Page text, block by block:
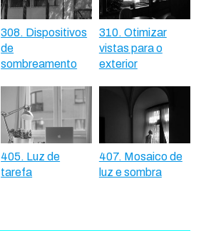
308. Dispositivos
de
sombreamento
310. Otimizar
vistas para o
exterior
405. Luz de
tarefa
407. Mosaico de
luz e sombra